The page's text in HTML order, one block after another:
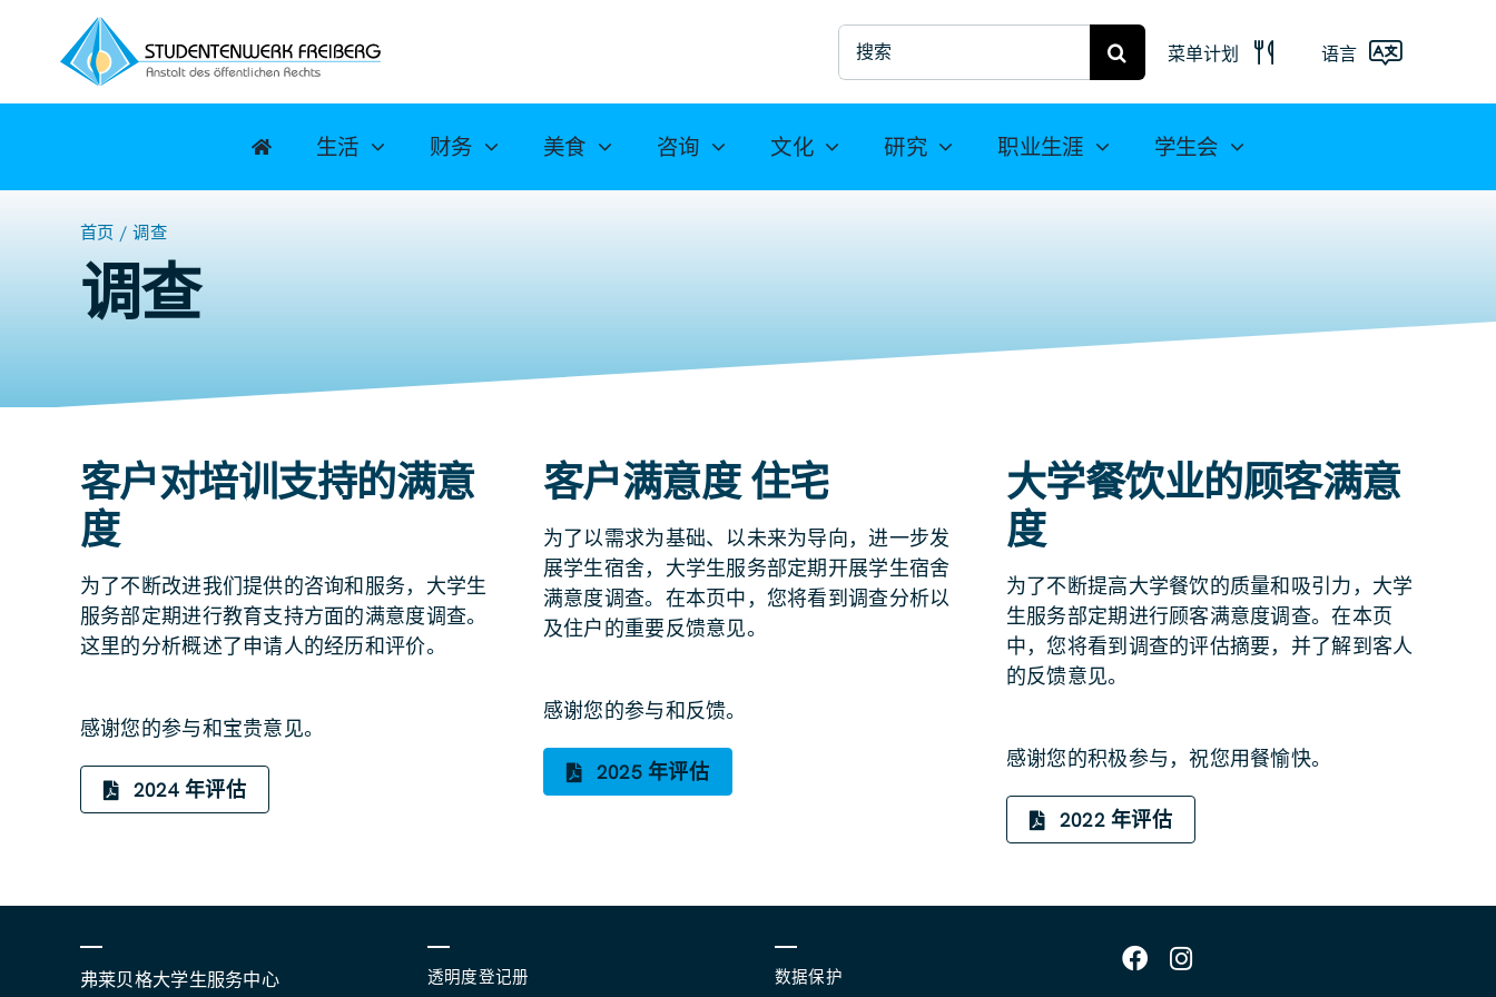
容
搜
索
菜单计划
弗赖贝格菜
饮计划
语言
English
العربية
生活 财务 美食 咨询 文化 研究 职业生涯 学生会
首页 调查
调查
客户对培训支持的满意
度
为了不断改进我们提供的咨询和服务，大学生
服务部定期进行教育支持方面的满意度调查。
这里的分析概述了申请人的经历和评价。
感谢您的参与和宝贵意见。
2024 年评估
客户满意度 住宅
为了以需求为基础、以未来为导向，进一步发
展学生宿舍，大学生服务部定期开展学生宿舍
满意度调查。在本页中，您将看到调查分析以
及住户的重要反馈意见。
感谢您的参与和反馈。
2025 年评估
大学餐饮业的顾客满意
度
为了不断提高大学餐饮的质量和吸引力，大学
生服务部定期进行顾客满意度调查。在本页
中，您将看到调查的评估摘要，并了解到客人
的反馈意见。
感谢您的积极参与，祝您用餐愉快。
2022 年评估
弗莱贝格大学生服务中心
透明度登记册 数据保护